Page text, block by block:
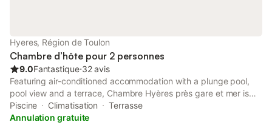
Hyeres, Région de Toulon
Chambre d’hôte pour 2 personnes
9.0Fantastique⋅32 avis
Featuring air-conditioned accommodation with a plunge pool,
pool view and a terrace, Chambre Hyères près gare et mer is
located in Hyères.
Piscine Climatisation
Terrasse
Annulation gratuite